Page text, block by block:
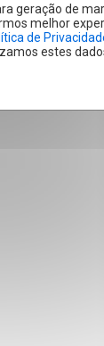
geração de
melhor
de
estes
/SP